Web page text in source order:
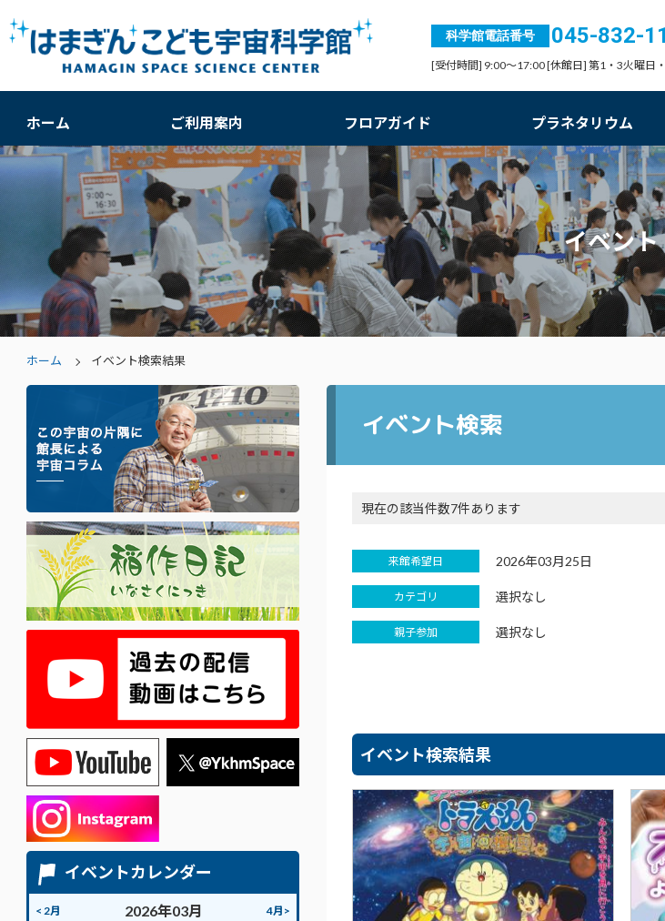
科学館電話番号 045-832-
[受付時間] 9:00～17:00 [休館日] 第1・3火曜日
ホーム ご利用案内 フロアガイド プラネタリウム
イベント
ホーム イベント検索結果
イベントカレンダー
< 2月 2026年03月 4月>
イベント検索
現在の該当件数7件あります
来館希望日 2026年03月25日
カテゴリ 選択なし
親子参加 選択なし
イベント検索結果